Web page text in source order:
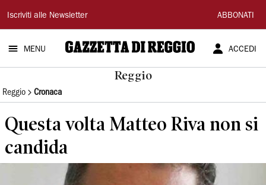
Gazzetta
di
Reggio
Iscriviti alle Newsletter ABBONATI
MENU ACCEDI
Reggio
Reggio Cronaca
Questa volta Matteo Riva non si
candida